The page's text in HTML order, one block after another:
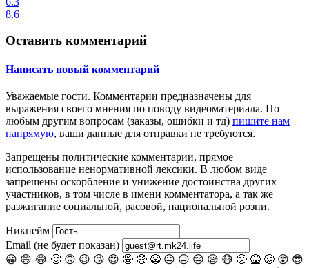
8.6
Оставить комментарий
Написать новый комментарий
Уважаемые гости. Комментарии предназначены для
выражения своего мнения по поводу видеоматериала. По
любым другим вопросам (заказы, ошибки и тд) пишите нам
напрямую, ваши данные для отправки не требуются.
Запрещены политические комментарии, прямое
использование ненормативной лексики. В любом виде
запрещены оскорбление и унижение достоинства других
участников, в том числе в имени комментатора, а так же
разжигание социальной, расовой, национальной розни.
Никнейм
Email (не будет показан)
😀 😄 😂 🙂 🙃 😉 😘 😍 🤪 🤑 😬 😐 😑 😔 😪 😷 🤢 🤮 🥴 😵 😎